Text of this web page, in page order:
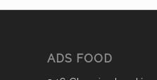
ADS FOOD